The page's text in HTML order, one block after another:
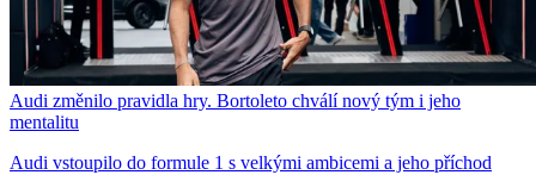
Audi změnilo pravidla hry. Bortoleto chválí nový tým i jeho
mentalitu
Audi vstoupilo do formule 1 s velkými ambicemi a jeho příchod